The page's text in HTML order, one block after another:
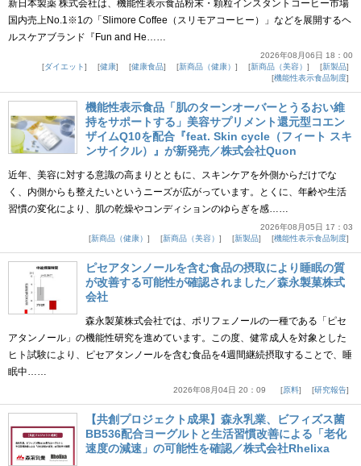
新日本製薬 株式会社は、機能性表示食品粉末・顆粒インスタントコーヒー市場
国内売上No.1※1の「Slimore Coffee（スリモアコーヒー）」などを展開するヘ
ルスケアブランド『Fun and He……
2026年08月06日 18：00
ダイエット
健康 健康食品 新商品（健康） 新商品（美容）
新製品
機能性表示食品制度
機能性表示食品「肌のターンオーバーとうるおい維
持をサポートする」美容サプリメント還元型コエン
ザイムQ10を配合『feat. Skin cycle（フィート スキ
ンサイクル）』が新発売／株式会社Quon
近年、美容に対する意識の高まりとともに、スキンケアを外側からだけでな
く、内側からも整えたいというニーズが広がっています。とくに、年齢や生活
習慣の変化により、肌の乾燥やコンディションのゆらぎを感……
2026年08月05日 17：03
新商品（健康）
新商品（美容） 新製品 機能性表示食品制度
ピセアタンノールを含む食品の摂取により睡眠の質
が改善する可能性が確認されました／森永製菓株式
会社
森永製菓株式会社では、ポリフェノールの一種である「ピセ
アタンノール」の機能性研究を進めています。この度、健常成人を対象とした
ヒト試験により、ピセアタンノールを含む食品を4週間継続摂取することで、睡
眠中……
2026年08月04日 20：09 原料 研究報告
【共創プロジェクト成果】森永乳業、ビフィズス菌
BB536配合ヨーグルトと生活習慣改善による「老化
速度の減速」の可能性を確認／株式会社Rhelixa